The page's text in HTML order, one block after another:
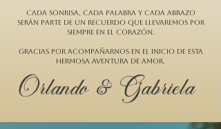
Cada sonrisa, cada palabra y cada abrazo
serán parte de un recuerdo que llevaremos por
siempre en el corazón.
Gracias por acompañarnos en el inicio de esta
hermosa aventura de amor.
Orlando & Gabriela